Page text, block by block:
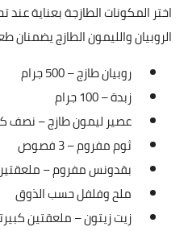
اختر المكونات الطازجة بعناية عند
الروبيان والليمون الطازج يضمنان
روبيان طازج – 500 جرام
زبدة – 100 جرام
عصير ليمون طازج – نصف
ثوم مفروم – 3 فصوص
بقدونس مفروم –
ملح وفلفل حسب الذوق
زيت زيتون – ملعقتين